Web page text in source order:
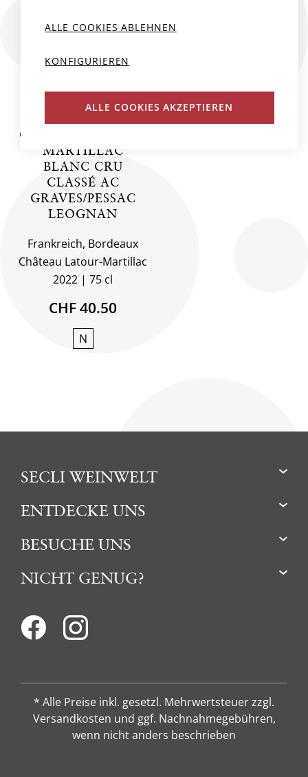
CHÂTEAU LATOUR
MARTILLAC
BLANC CRU
CLASSÉ AC
GRAVES/PESSAC
LEOGNAN
Frankreich, Bordeaux
Château Latour-Martillac
2022
75 cl
CHF 40.50
N
SECLI WEINWELT
ENTDECKE UNS
BESUCHE UNS
NICHT GENUG?
* Alle Preise inkl. gesetzl. Mehrwertsteuer zzgl.
Versandkosten und ggf. Nachnahmegebühren,
wenn nicht anders beschrieben
ALLE COOKIES ABLEHNEN
KONFIGURIEREN
ALLE COOKIES AKZEPTIEREN